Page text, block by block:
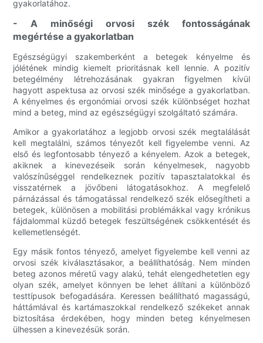
gyakorlatához.
- A minőségi orvosi szék fontosságának
megértése a gyakorlatban
Egészségügyi szakemberként a betegek kényelme és
jólétének mindig kiemelt prioritásnak kell lennie. A pozitív
betegélmény létrehozásának gyakran figyelmen kívül
hagyott aspektusa az orvosi szék minősége a gyakorlatban.
A kényelmes és ergonómiai orvosi szék különbséget hozhat
mind a beteg, mind az egészségügyi szolgáltató számára.
Amikor a gyakorlatához a legjobb orvosi szék megtalálását
kell megtalálni, számos tényezőt kell figyelembe venni. Az
első és legfontosabb tényező a kényelem. Azok a betegek,
akiknek a kinevezéseik során kényelmesek, nagyobb
valószínűséggel rendelkeznek pozitív tapasztalatokkal és
visszatérnek a jövőbeni látogatásokhoz. A megfelelő
párnázással és támogatással rendelkező szék elősegítheti a
betegek, különösen a mobilitási problémákkal vagy krónikus
fájdalommal küzdő betegek feszültségének csökkentését és
kellemetlenségét.
Egy másik fontos tényező, amelyet figyelembe kell venni az
orvosi szék kiválasztásakor, a beállíthatóság. Nem minden
beteg azonos méretű vagy alakú, tehát elengedhetetlen egy
olyan szék, amelyet könnyen be lehet állítani a különböző
testtípusok befogadására. Keressen beállítható magasságú,
háttámlával és kartámaszokkal rendelkező székeket annak
biztosítása érdekében, hogy minden beteg kényelmesen
ülhessen a kinevezésük során.